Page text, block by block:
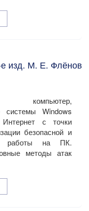
е изд. М. Е. Флёнов
компьютер,
системы Windows
с точки
безопасной и
работы на ПК.
методы атак